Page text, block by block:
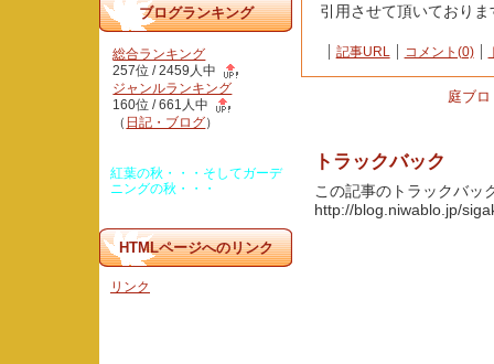
引用させて頂いており
記事URL コメント(0)
庭ブ
トラックバック
この記事のトラックバッ
http://blog.niwablo.jp/
ブログランキング
総合ランキング
257位 / 2459人中
ジャンルランキング
160位 / 661人中
（ 日記・ブログ）
紅葉の秋・・・そしてガーデ
ニングの秋・・・
HTMLページへのリンク
リンク